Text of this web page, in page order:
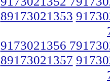
89173021353
9173021356
89173021357